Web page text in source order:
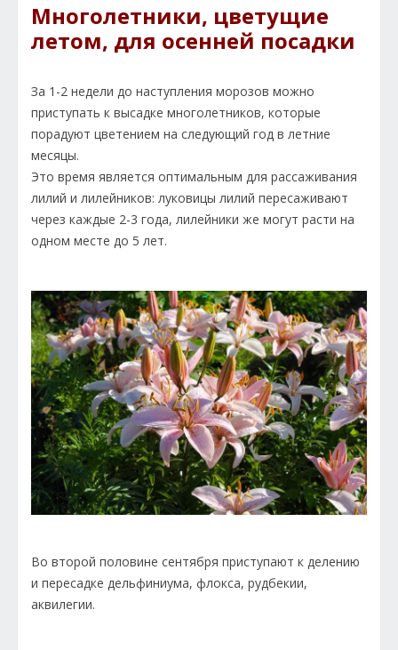
Многолетники, цветущие
летом, для осенней посадки
За 1-2 недели до наступления морозов можно
приступать к высадке многолетников, которые
порадуют цветением на следующий год в летние
месяцы.
Это время является оптимальным для рассаживания
лилий и лилейников: луковицы лилий пересаживают
через каждые 2-3 года, лилейники же могут расти на
одном месте до 5 лет.
Во второй половине сентября приступают к делению
и пересадке дельфиниума, флокса, рудбекии,
аквилегии.